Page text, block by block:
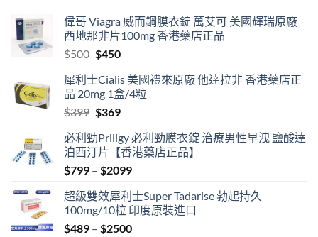
偉哥 Viagra 威而鋼膜衣錠 萬艾可 美國輝瑞原廠
西地那非片100mg 香港藥店正品
$500 Original
was:
$500.
$450Current
is:
$450.
犀利士Cialis 美國禮來原廠 他達拉非 香港藥店正
品 20mg 1盒/4粒
$399 Original
was:
$399.
$369Current
is:
$369.
必利勁Priligy 必利勁膜衣錠 治療男性早洩 鹽酸達
泊西汀片【香港藥店正品】
$799 – $2099Price
$799
through
$2099
超級雙效犀利士Super Tadarise 勃起持久
100mg/10粒 印度原裝進口
$489 – $2500Price